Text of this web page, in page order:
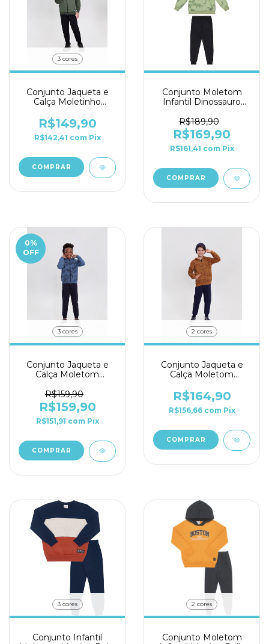
3 cores
Conjunto Jaqueta e
Calça Moletinho
Ref.19148
R$149,90
R$142,41 com Pix
COMPRAR
Conjunto Moletom
Infantil Dinossauro
R$189,90
R$169,90
R$161,41 com Pix
COMPRAR
0%
OFF
3 cores
Conjunto Jaqueta e
Calça Moletom
19146
R$159,90
R$159,90
R$151,91 com Pix
COMPRAR
2 cores
Conjunto Jaqueta e
Calça Moletom
19069
R$164,90
R$156,66 com Pix
COMPRAR
3 cores
Conjunto Infantil
2 cores
Conjunto Moletom